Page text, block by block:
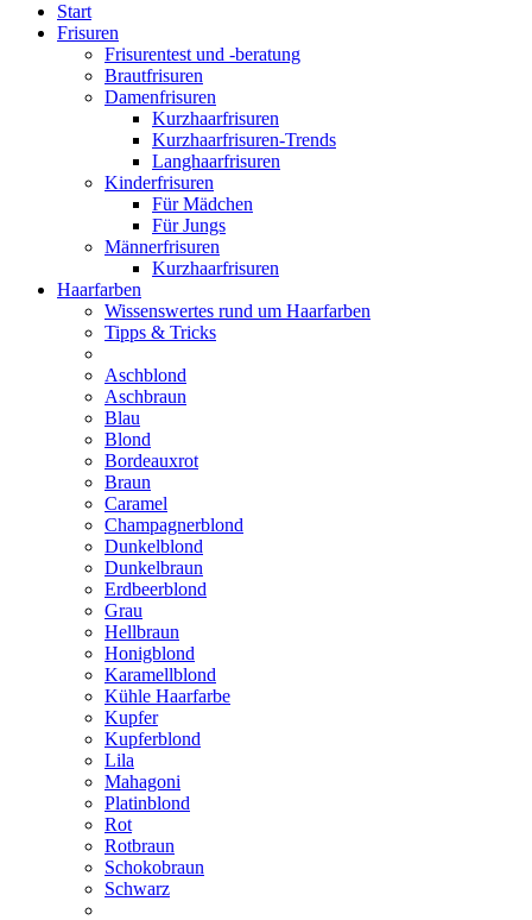
Start
Frisuren
Frisurentest und -beratung
Brautfrisuren
Damenfrisuren
Kurzhaarfrisuren
Kurzhaarfrisuren-Trends
Langhaarfrisuren
Kinderfrisuren
Für Mädchen
Für Jungs
Männerfrisuren
Kurzhaarfrisuren
Haarfarben
Wissenswertes rund um Haarfarben
Tipps & Tricks
Aschblond
Aschbraun
Blau
Blond
Bordeauxrot
Braun
Caramel
Champagnerblond
Dunkelblond
Dunkelbraun
Erdbeerblond
Grau
Hellbraun
Honigblond
Karamellblond
Kühle Haarfarbe
Kupfer
Kupferblond
Lila
Mahagoni
Platinblond
Rot
Rotbraun
Schokobraun
Schwarz